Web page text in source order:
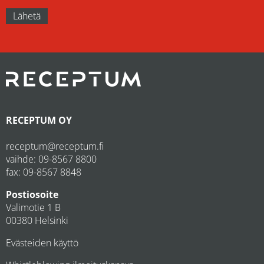
RECEPTUM OY
receptum@receptum.fi
vaihde: 09-8567 8800
fax: 09-8567 8848
Postiosoite
Valimotie 1 B
00380 Helsinki
Evästeiden käyttö